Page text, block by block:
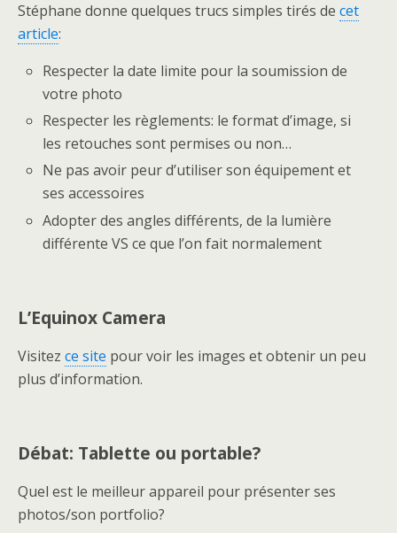
Stéphane donne quelques trucs simples tirés de cet
article:
Respecter la date limite pour la soumission de
votre photo
Respecter les règlements: le format d’image, si
les retouches sont permises ou non…
Ne pas avoir peur d’utiliser son équipement et
ses accessoires
Adopter des angles différents, de la lumière
différente VS ce que l’on fait normalement
L’Equinox Camera
Visitez ce site pour voir les images et obtenir un peu
plus d’information.
Débat: Tablette ou portable?
Quel est le meilleur appareil pour présenter ses
photos/son portfolio?